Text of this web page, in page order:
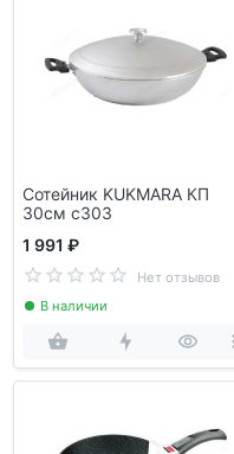
Сотейник KUKMARA КП
30см с303
1 991 ₽
Нет отзывов
В наличии